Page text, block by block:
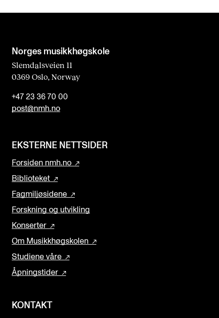
Norges musikk­høgskole
Slemdalsveien 11
0369 Oslo, Norway
+47 23 36 70 00
post@nmh.no
EKSTERNE NETTSIDER
Forsiden nmh.no
Biblioteket
Fagmiljøsidene
Forskning og utvikling
Konserter
Om Musikkhøgskolen
Studiene våre
Åpningstider
KONTAKT